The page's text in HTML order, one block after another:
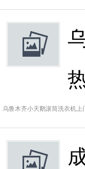
乌鲁木齐小天鹅滚筒洗衣机上